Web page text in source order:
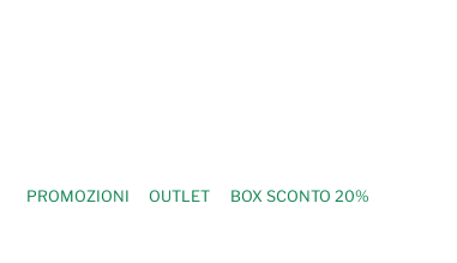
PROMOZIONI OUTLET BOX SCONTO 20%